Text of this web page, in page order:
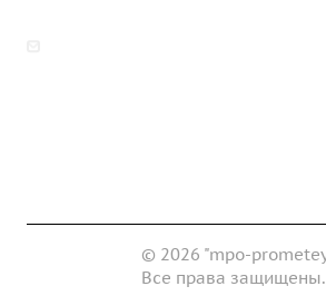
© 2026 "mpo-
Все права защищены.